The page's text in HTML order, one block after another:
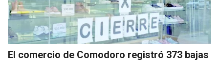
El comercio de Comodoro registró 373 bajas